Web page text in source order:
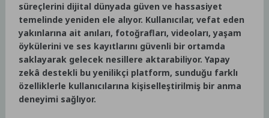
süreçlerini dijital dünyada güven ve hassasiyet
temelinde yeniden ele alıyor. Kullanıcılar, vefat eden
yakınlarına ait anıları, fotoğrafları, videoları, yaşam
öykülerini ve ses kayıtlarını güvenli bir ortamda
saklayarak gelecek nesillere aktarabiliyor. Yapay
zekâ destekli bu yenilikçi platform, sunduğu farklı
özelliklerle kullanıcılarına kişiselleştirilmiş bir anma
deneyimi sağlıyor.